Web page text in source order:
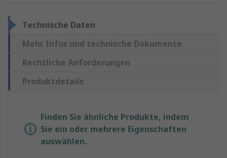
Technische Daten
Mehr Infos und technische Dokumente
Rechtliche Anforderungen
Produktdetails
Finden Sie ähnliche Produkte, indem
Sie ein oder mehrere Eigenschaften
auswählen.